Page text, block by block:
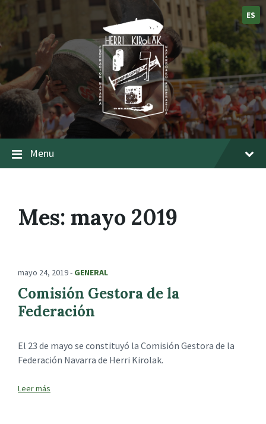
ES
Menu
Mes: mayo 2019
mayo 24, 2019- GENERAL
Comisión Gestora de la
Federación
El 23 de mayo se constituyó la Comisión Gestora de la
Federación Navarra de Herri Kirolak.